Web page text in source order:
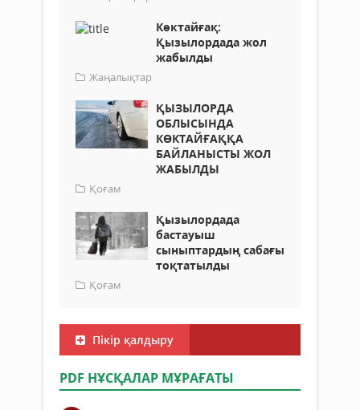
Көктайғақ:
Қызылордада жол
жабылды
Жаңалықтар
ҚЫЗЫЛОРДА
ОБЛЫСЫНДА
КӨКТАЙҒАҚҚА
БАЙЛАНЫСТЫ ЖОЛ
ЖАБЫЛДЫ
Қоғам
Қызылордада
бастауыш
сыныптардың сабағы
тоқтатылды
Қоғам
Пікір қалдыру
PDF НҰСҚАЛАР МҰРАҒАТЫ